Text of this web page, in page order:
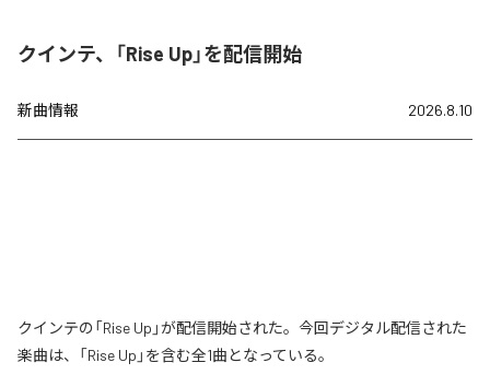
クインテ、「Rise Up」を配信開始
新曲情報 2026.8.10
クインテの「Rise Up」が配信開始された。今回デジタル配信された
楽曲は、「Rise Up」を含む全1曲となっている。